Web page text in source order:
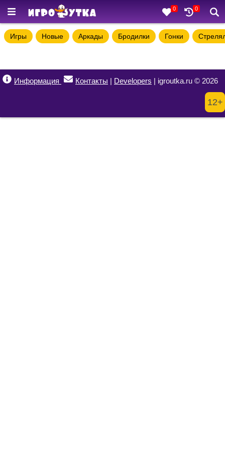
0 0
Игры Новые Аркады Бродилки Гонки
Информация Контакты | Developers | igroutka.ru © 2026
12+